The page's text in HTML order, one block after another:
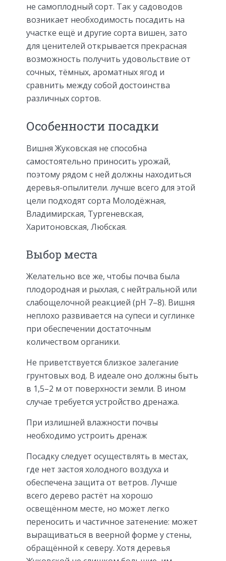
не самоплодный сорт. Так у садоводов
возникает необходимость посадить на
участке ещё и другие сорта вишен, зато
для ценителей открывается прекрасная
возможность получить удовольствие от
сочных, тёмных, ароматных ягод и
сравнить между собой достоинства
различных сортов.
Особенности посадки
Вишня Жуковская не способна
самостоятельно приносить урожай,
поэтому рядом с ней должны находиться
деревья-опылители. лучше всего для этой
цели подходят сорта Молодёжная,
Владимирская, Тургеневская,
Харитоновская, Любская.
Выбор места
Желательно все же, чтобы почва была
плодородная и рыхлая, с нейтральной или
слабощелочной реакцией (рН 7–8). Вишня
неплохо развивается на супеси и суглинке
при обеспечении достаточным
количеством органики.
Не приветствуется близкое залегание
грунтовых вод. В идеале оно должны быть
в 1,5–2 м от поверхности земли. В ином
случае требуется устройство дренажа.
При излишней влажности почвы
необходимо устроить дренаж
Посадку следует осуществлять в местах,
где нет застоя холодного воздуха и
обеспечена защита от ветров. Лучше
всего дерево растёт на хорошо
освещённом месте, но может легко
переносить и частичное затенение: может
выращиваться в веерной форме у стены,
обращённой к северу. Хотя деревья